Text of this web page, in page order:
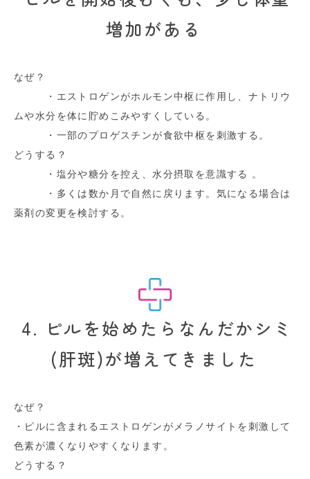
増加がある
なぜ？
・エストロゲンがホルモン中枢に作用し、ナトリウ
ムや水分を体に貯めこみやすくしている。
・一部のプロゲスチンが食欲中枢を刺激する。
どうする？
・塩分や糖分を控え、水分摂取を意識する 。
・多くは数か月で自然に戻ります。気になる場合は
薬剤の変更を検討する。
4. ピルを始めたらなんだかシミ
(肝斑)が増えてきました
なぜ？
・ピルに含まれるエストロゲンがメラノサイトを刺激して
色素が濃くなりやすくなります。
どうする？